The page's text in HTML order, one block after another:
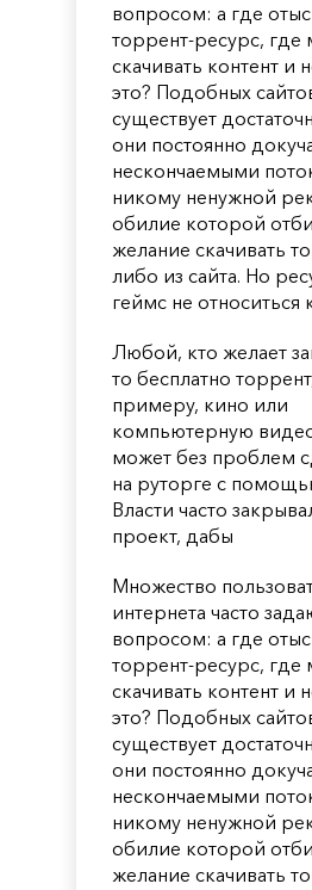
вопросом: а где
торрент-ресурс,
скачивать контент и
это? Подобных
существует
они постоянно
нескончаемыми
никому ненужной
обилие которой
желание скачивать
либо из сайта. Но
геймс не относиться
Любой, кто желает
то бесплатно
примеру, кино или
компьютерную
может без проблем
на руторге с
Власти часто
проект, дабы
Множество
интернета часто
вопросом: а где
торрент-ресурс,
скачивать контент и
это? Подобных
существует
они постоянно
нескончаемыми
никому ненужной
обилие которой
желание скачивать